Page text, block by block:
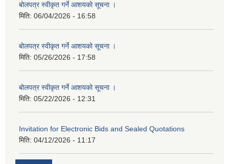
बोलपत्र स्वीकृत गर्ने आशयको सूचना ।
मिति: 06/04/2026 - 16:58
बोलपत्र स्वीकृत गर्ने आशयको सूचना ।
मिति: 05/26/2026 - 17:58
बोलपत्र स्वीकृत गर्ने आशयको सूचना ।
मिति: 05/22/2026 - 12:31
Invitation for Electronic Bids and Sealed Quotations
मिति: 04/12/2026 - 11:17